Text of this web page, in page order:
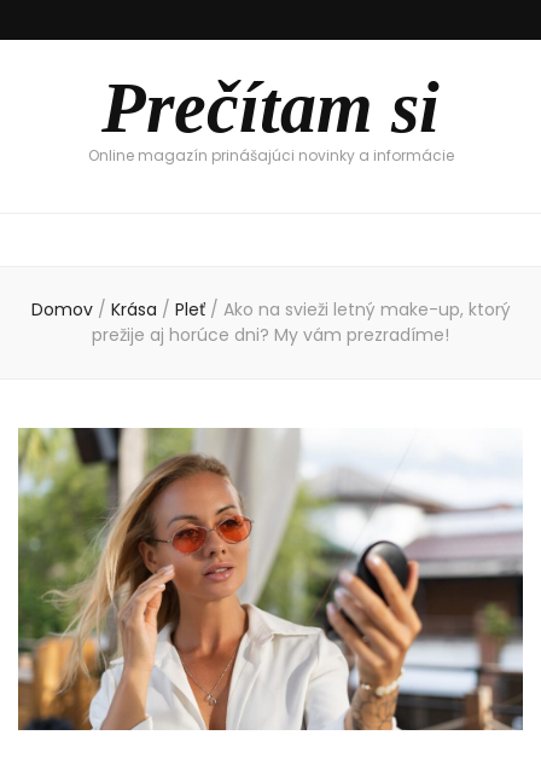
Prečítam si
Online magazín prinášajúci novinky a informácie
Domov / Krása / Pleť / Ako na svieži letný make-up, ktorý
prežije aj horúce dni? My vám prezradíme!